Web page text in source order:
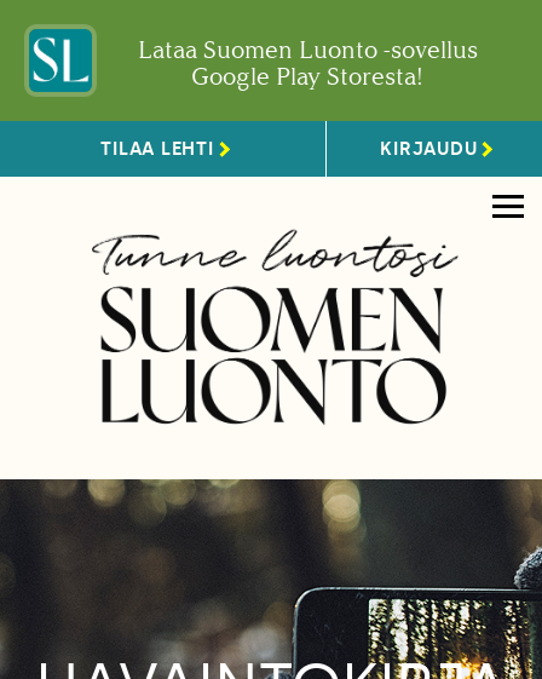
Lataa Suomen Luonto -sovellus
Google Play Storesta!
TILAA LEHTI KIRJAUDU